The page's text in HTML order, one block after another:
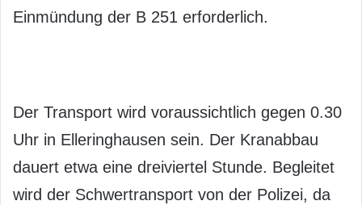
Einmündung der B 251 erforderlich.
Der Transport wird voraussichtlich gegen 0.30
Uhr in Elleringhausen sein. Der Kranabbau
dauert etwa eine dreiviertel Stunde. Begleitet
wird der Schwertransport von der Polizei, da